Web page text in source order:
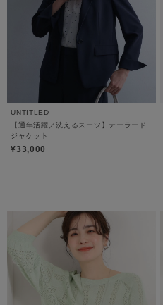
UNTITLED
【通年活躍／洗えるスーツ】テーラード
ジャケット
¥33,000